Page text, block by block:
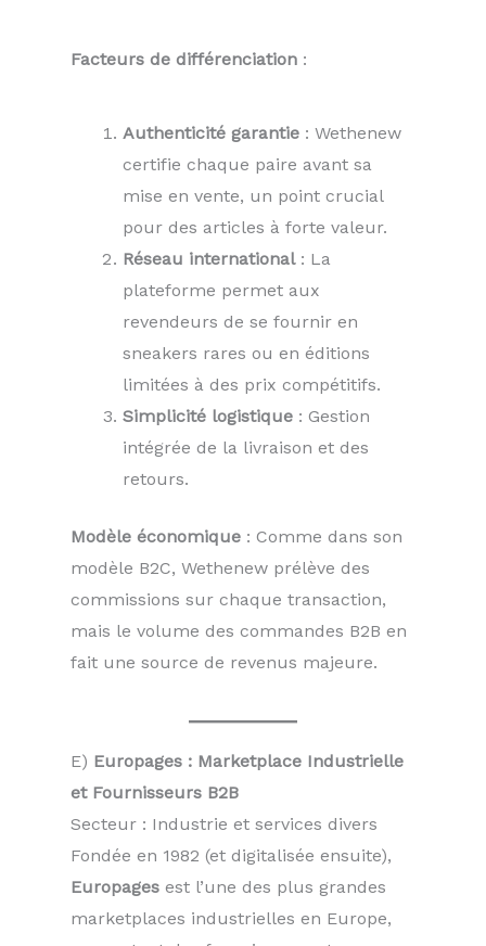
Facteurs de différenciation :
Authenticité garantie : Wethenew
certifie chaque paire avant sa
mise en vente, un point crucial
pour des articles à forte valeur.
Réseau international: La
plateforme permet aux
revendeurs de se fournir en
sneakers rares ou en éditions
limitées à des prix compétitifs.
Simplicité logistique : Gestion
intégrée de la livraison et des
retours.
Modèle économique : Comme dans son
modèle B2C, Wethenew prélève des
commissions sur chaque transaction,
mais le volume des commandes B2B en
fait une source de revenus majeure.
E) Europages : Marketplace Industrielle
et Fournisseurs B2B
Secteur : Industrie et services divers
Fondée en 1982 (et digitalisée ensuite),
Europages est l’une des plus grandes
marketplaces industrielles en Europe,